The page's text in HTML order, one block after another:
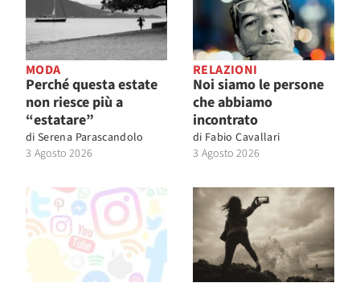
MODA
Perché questa estate
non riesce più a
“estatare”
di Serena Parascandolo
3 Agosto 2026
RELAZIONI
Noi siamo le persone
che abbiamo
incontrato
di Fabio Cavallari
3 Agosto 2026